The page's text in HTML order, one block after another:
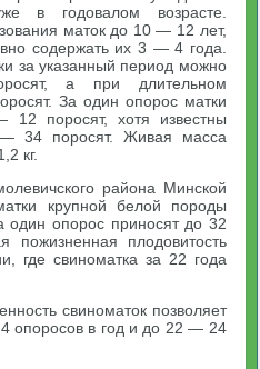
в годовалом возрасте.
маток до 10 — 12 лет,
содержать их 3 — 4 года.
за указанный период можно
а при длительном
За один опорос матки
поросят, хотя известны
34 поросят. Живая масса
кг.
района Минской
крупной белой породы
один опорос приносят до 32
пожизненная плодовитость
где свиноматка за 22 года
свиноматок позволяет
опоросов в год и до 22 — 24